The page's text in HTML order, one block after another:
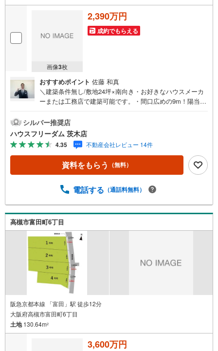
画像3枚
2,390万円
成約でもらえる
おすすめポイント 佐藤 和真
＼建築条件無し/敷地24坪×南向き・お好きなハウスメーカ
ーまたは工務店で建築可能です。・間口広めの9m！陽当た
いたします≫*≪*≫*≪*≫*≪*≫*≪*≫*≪*≫*≪*≫*≪こち
らの物件の詳細はお気軽にお問合せください～店内では物
件情報を常時1,000件以上公開中～ご希望条件をお聞かせ頂
けましたら、閲覧用PCより非公開物件もご覧頂けます。
（フロアにキッズルームを設置しております）・初めての
お家探しの方でも安心。住宅購入のご検討中から購入後、
ンソフトを使ってさらに分かりやすくご説明させて頂きま
ウスフリーダム茨木店は店舗駐車場完備、キッズスペー
ス・授乳室（エアコン・空気清浄機設置）がございます（1
9時以降も問合せ対応）≫*≪*≫*≪*≫*≪*≫*≪*≫*≪*≫*
≪*≫*≪
シルバー推奨店
ハウスフリーダム 茨木店
4.35 不動産会社レビュー 14件
資料をもらう （無料）
電話する （通話料無料）
高槻市富田町6丁目
阪急京都本線 「富田」駅 徒歩12分
大阪府高槻市富田町6丁目
土地130.64m2
3,600万円